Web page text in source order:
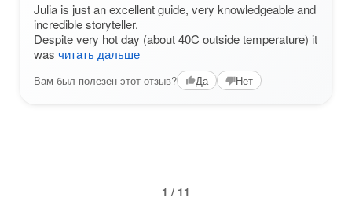
Julia is just an excellent guide, very knowledgeable and
incredible storyteller.
Despite very hot day (about 40C outside temperature) it
was читать дальше
Вам был полезен этот отзыв? Да Нет
1 / 11